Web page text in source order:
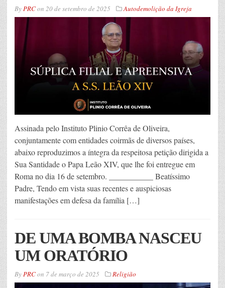
ByPRCon 20 de setembro de 2025 Autodemolição da Igreja
Assinada pelo Instituto Plinio Corrêa de Oliveira,
conjuntamente com entidades coirmãs de diversos países,
abaixo reproduzimos a íntegra da respeitosa petição dirigida a
Sua Santidade o Papa Leão XIV, que lhe foi entregue em
Roma no dia 16 de setembro. ___________ Beatíssimo
Padre, Tendo em vista suas recentes e auspiciosas
manifestações em defesa da família […]
DE UMA BOMBA NASCEU
UM ORATÓRIO
ByPRCon 7 de março de 2025 Religião